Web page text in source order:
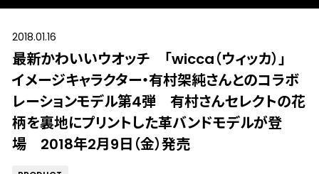
2018.01.16
最新かわいいウオッチ 「wicca（ウィッカ）」
イメージキャラクター・有村架純さんとのコラボ
レーションモデル第4弾 有村さんセレクトの花
柄を裏地にプリントした革バンドモデルが登
場 2018年2月9日（金）発売